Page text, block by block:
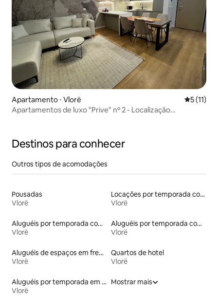
Apartamento ⋅ Vlorë 5 de uma
5 (11)
Apartamentos de luxo "Prive" nº 2 - Localização
Destinos para conhecer
Outros tipos de acomodações
Pousadas
Vlorë
Locações por temporada com piscina
Vlorë
Aluguéis por temporada com banheira de hidromassagem
Vlorë
Aluguéis por temporada com suítes privativas
Vlorë
Aluguéis de espaços em frente à praia
Vlorë
Quartos de hotel
Vlorë
Aluguéis por temporada em hotéis-fazenda
Vlorë
Mostrar mais